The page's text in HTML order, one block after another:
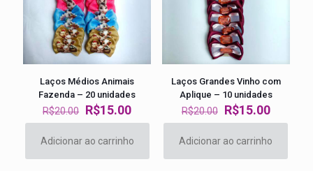
Laços Médios Animais
Fazenda – 20 unidades
R$20.00 O
preço
original
era:
R$20.00.
R$15.00O
preço
atual
é:
R$15.00.
Adicionar ao carrinho
Laços Grandes Vinho com
Aplique – 10 unidades
R$20.00 O
preço
original
era:
R$20.00.
R$15.00O
preço
atual
é:
Adicionar ao carrinho